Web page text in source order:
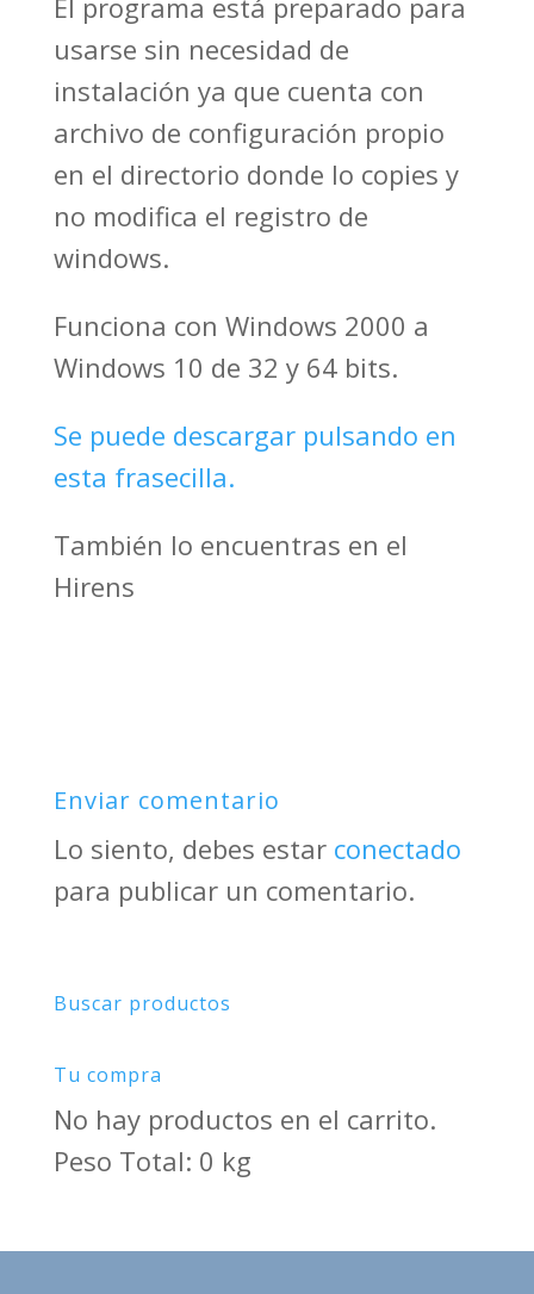
usarse sin necesidad de
instalación ya que cuenta con
archivo de configuración propio
en el directorio donde lo copies y
no modifica el registro de
windows.
Funciona con Windows 2000 a
Windows 10 de 32 y 64 bits.
Se puede descargar pulsando en
esta frasecilla.
También lo encuentras en el
Hirens
Enviar comentario
Lo siento, debes estar conectado
para publicar un comentario.
Buscar productos
Tu compra
No hay productos en el carrito.
Peso Total: 0 kg